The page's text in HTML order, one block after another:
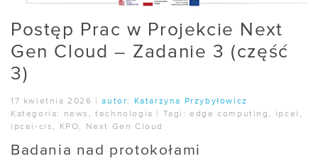
Postęp Prac w Projekcie Next
Gen Cloud – Zadanie 3 (część
3)
17 kwietnia 2026 |autor:
Katarzyna Przybyłowicz
Kategoria:
news ,technologia | Tagi:edge computing , ipcei ,
ipcei-cis , KPO, Next Gen Cloud
Badania nad protokołami